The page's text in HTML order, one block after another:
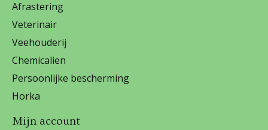
Afrastering
Veterinair
Veehouderij
Chemicalien
Persoonlijke bescherming
Horka
Mijn account